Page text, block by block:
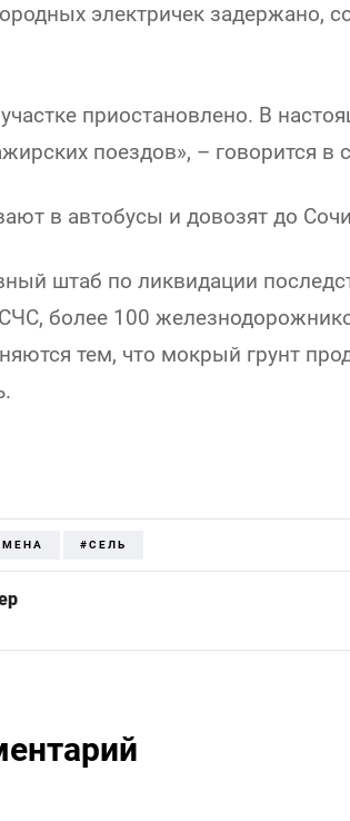
электричек задержано,
приостановлено. В
поездов», – говорится в
в автобусы и довозят до
штаб по ликвидации
более 100
тем, что мокрый грунт
#СЕЛЬ